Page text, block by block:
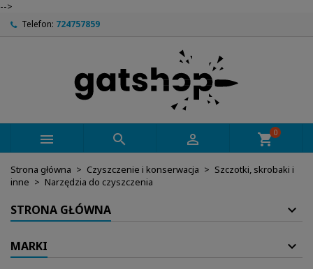
-->
Telefon: 724757859
   shopping_cart0
Strona główna Czyszczenie i konserwacja
Szczotki, skrobaki i
inne
Narzędzia do czyszczenia
STRONA GŁÓWNA
MARKI